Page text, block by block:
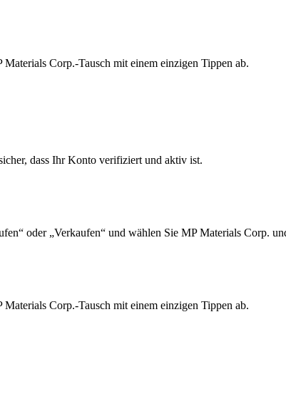
Corp.-Tausch mit einem einzigen Tippen ab.
dass Ihr Konto verifiziert und aktiv ist.
oder „Verkaufen“ und wählen Sie MP Materials Corp.
Corp.-Tausch mit einem einzigen Tippen ab.